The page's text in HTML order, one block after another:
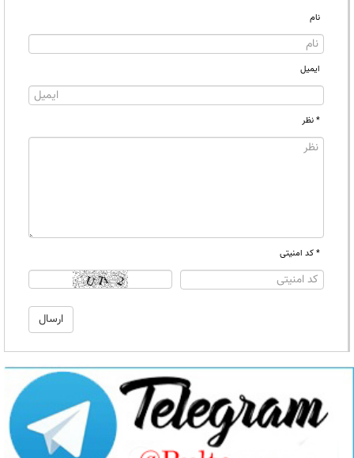
نام
ایمیل
* نظر
* کد امنیتی